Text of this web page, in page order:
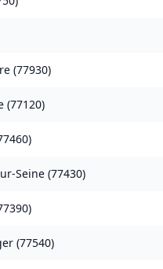
(77930)
(77120)
)
Seine (77430)
)
(77540)